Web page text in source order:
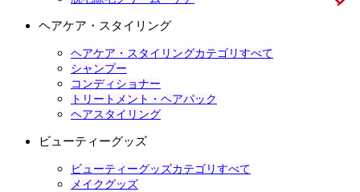
ヘアケア・スタイリング
ヘアケア・スタイリングカテゴリすべて
シャンプー
コンディショナー
トリートメント・ヘアパック
ヘアスタイリング
ビューティーグッズ
ビューティーグッズカテゴリすべて
メイクグッズ